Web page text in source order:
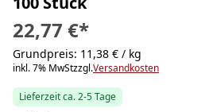
22,77 €*
Grundpreis: 11,38 € / kg
inkl. 7% MwStzzgl.Versandkosten
Lieferzeit ca. 2-5 Tage